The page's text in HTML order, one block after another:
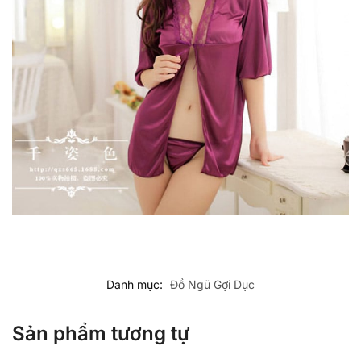
Danh mục: Đồ Ngũ Gợi Dục
Sản phẩm tương tự